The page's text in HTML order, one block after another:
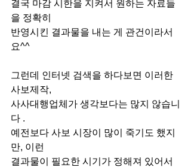
결국 마감 시한을 지켜서 원하는 자료들
을 정확히
반영시킨 결과물을 내는 게 관건이라서
요^^
그런데 인터넷 검색을 하다보면 이러한
사보제작,
사사대행업체가 생각보다는 많지 않습니
다 .
예전보다 사보 시장이 많이 죽기도 했지
만, 이런
결과물이 필요한 시기가 정해져 있어서